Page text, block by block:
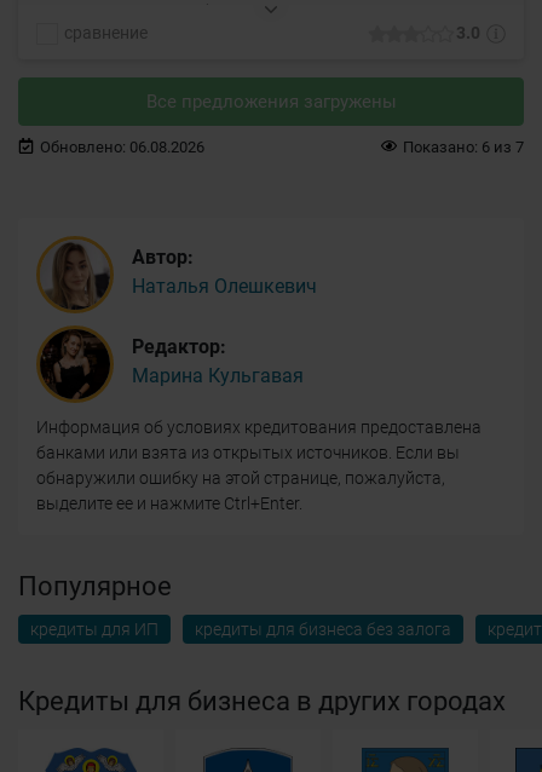
3.0
сравнение
закупает сырье для собственного производства. Кредит на
период до 12 месяцев со сроком транша в 90 дней, без
Все предложения загружены
Обновлено: 06.08.2026 Показано: 6 из 7
Автор:
Наталья Олешкевич
Редактор:
Марина Кульгавая
Информация об условиях кредитования предоставлена
банками или взята из открытых источников. Если вы
обнаружили ошибку на этой странице, пожалуйста,
выделите ее и нажмите Ctrl+Enter.
Популярное
кредиты для ИП кредиты для бизнеса без залога
Кредиты для бизнеса в других городах